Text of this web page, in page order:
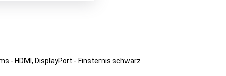
- HDMI, DisplayPort - Finsternis schwarz